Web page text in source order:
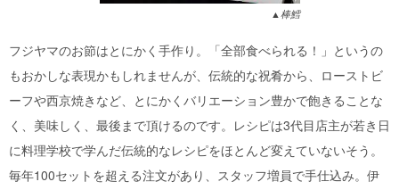
▲棒鱈
フジヤマのお節はとにかく手作り。「全部食べられる！」というの
もおかしな表現かもしれませんが、伝統的な祝肴から、ローストビ
ーフや西京焼きなど、とにかくバリエーション豊かで飽きることな
く、美味しく、最後まで頂けるのです。レシピは3代目店主が若き日
に料理学校で学んだ伝統的なレシピをほとんど変えていないそう。
毎年100セットを超える注文があり、スタッフ増員で手仕込み。伊